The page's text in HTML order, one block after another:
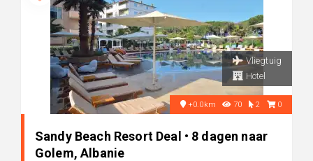
Vliegtuig
Hotel
+0.0km 70 2 0
Sandy Beach Resort Deal • 8 dagen naar
Golem, Albanie